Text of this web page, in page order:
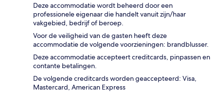
Deze accommodatie wordt beheerd door een
professionele eigenaar die handelt vanuit zijn/haar
vakgebied, bedrijf of beroep.
Voor de veiligheid van de gasten heeft deze
accommodatie de volgende voorzieningen: brandblusser.
Deze accommodatie accepteert creditcards, pinpassen en
contante betalingen.
De volgende creditcards worden geaccepteerd: Visa,
Mastercard, American Express